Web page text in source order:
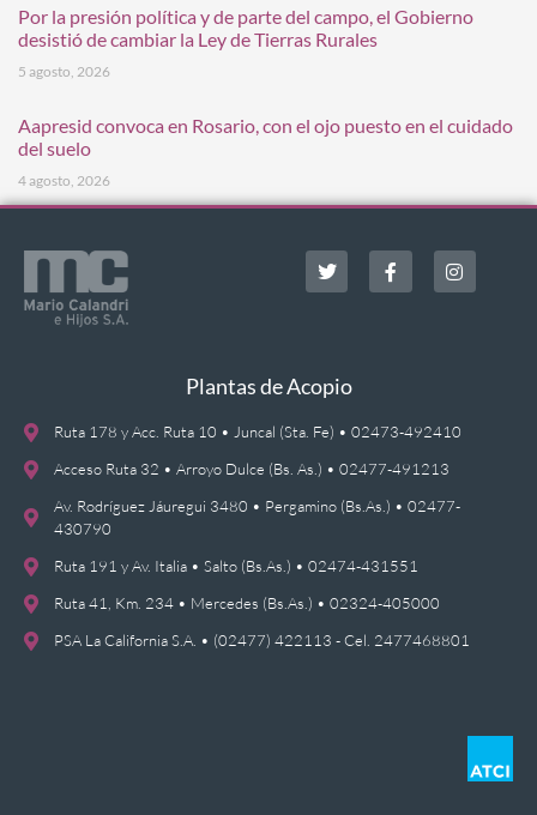
Por la presión política y de parte del campo, el Gobierno
desistió de cambiar la Ley de Tierras Rurales
5 agosto, 2026
Aapresid convoca en Rosario, con el ojo puesto en el cuidado
del suelo
4 agosto, 2026
Plantas de Acopio
Ruta 178 y Acc. Ruta 10 • Juncal (Sta. Fe) • 02473-492410
Acceso Ruta 32 • Arroyo Dulce (Bs. As.) • 02477-491213
Av. Rodríguez Jáuregui 3480 • Pergamino (Bs.As.) • 02477-
430790
Ruta 191 y Av. Italia • Salto (Bs.As.) • 02474-431551
Ruta 41, Km. 234 • Mercedes (Bs.As.) • 02324-405000
PSA La California S.A. • (02477) 422113 - Cel. 2477468801